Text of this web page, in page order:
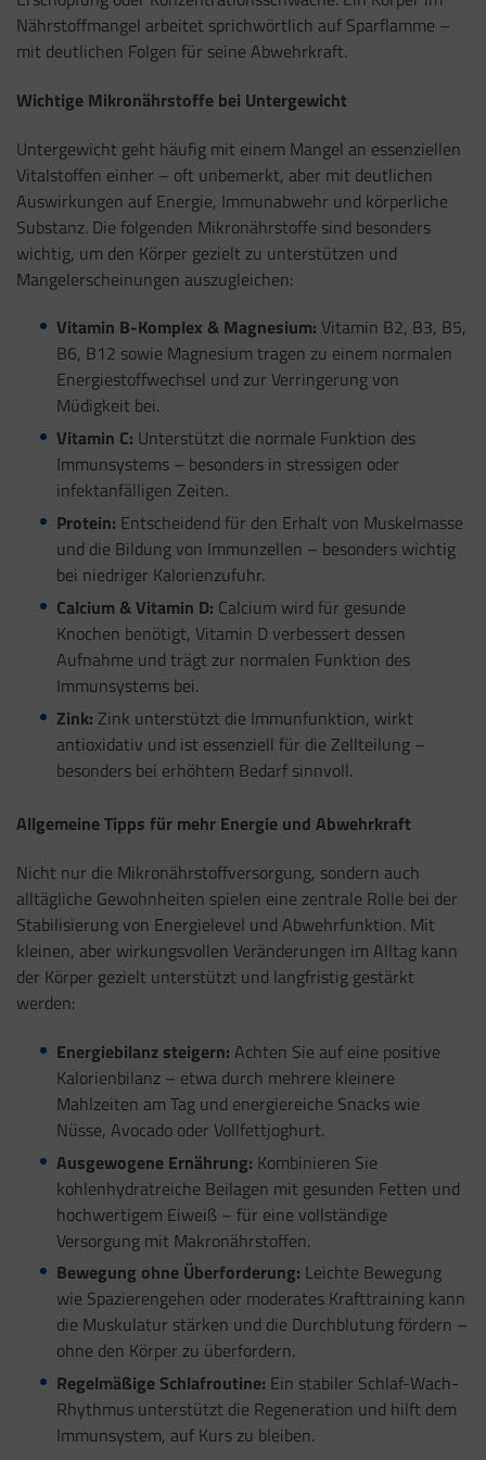
Nährstoffmangel arbeitet sprichwörtlich auf Sparflamme –
mit deutlichen Folgen für seine Abwehrkraft.
Wichtige Mikronährstoffe bei Untergewicht
Untergewicht geht häufig mit einem Mangel an essenziellen
Vitalstoffen einher – oft unbemerkt, aber mit deutlichen
Auswirkungen auf Energie, Immunabwehr und körperliche
Substanz. Die folgenden Mikronährstoffe sind besonders
wichtig, um den Körper gezielt zu unterstützen und
Mangelerscheinungen auszugleichen:
Vitamin B-Komplex & Magnesium: Vitamin B2, B3, B5,
B6, B12 sowie Magnesium tragen zu einem normalen
Energiestoffwechsel und zur Verringerung von
Müdigkeit bei.
Vitamin C: Unterstützt die normale Funktion des
Immunsystems – besonders in stressigen oder
infektanfälligen Zeiten.
Protein: Entscheidend für den Erhalt von Muskelmasse
und die Bildung von Immunzellen – besonders wichtig
bei niedriger Kalorienzufuhr.
Calcium & Vitamin D: Calcium wird für gesunde
Knochen benötigt, Vitamin D verbessert dessen
Aufnahme und trägt zur normalen Funktion des
Immunsystems bei.
Zink: Zink unterstützt die Immunfunktion, wirkt
antioxidativ und ist essenziell für die Zellteilung –
besonders bei erhöhtem Bedarf sinnvoll.
Allgemeine Tipps für mehr Energie und Abwehrkraft
Nicht nur die Mikronährstoffversorgung, sondern auch
alltägliche Gewohnheiten spielen eine zentrale Rolle bei der
Stabilisierung von Energielevel und Abwehrfunktion. Mit
kleinen, aber wirkungsvollen Veränderungen im Alltag kann
der Körper gezielt unterstützt und langfristig gestärkt
werden:
Energiebilanz steigern: Achten Sie auf eine positive
Kalorienbilanz – etwa durch mehrere kleinere
Mahlzeiten am Tag und energiereiche Snacks wie
Nüsse, Avocado oder Vollfettjoghurt.
Ausgewogene Ernährung: Kombinieren Sie
kohlenhydratreiche Beilagen mit gesunden Fetten und
hochwertigem Eiweiß – für eine vollständige
Versorgung mit Makronährstoffen.
Bewegung ohne Überforderung: Leichte Bewegung
wie Spazierengehen oder moderates Krafttraining kann
die Muskulatur stärken und die Durchblutung fördern –
ohne den Körper zu überfordern.
Regelmäßige Schlafroutine: Ein stabiler Schlaf-Wach-
Rhythmus unterstützt die Regeneration und hilft dem
Immunsystem, auf Kurs zu bleiben.